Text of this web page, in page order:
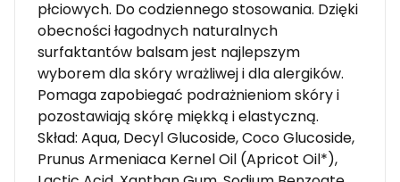
płciowych. Do codziennego stosowania. Dzięki
obecności łagodnych naturalnych
surfaktantów balsam jest najlepszym
wyborem dla skóry wrażliwej i dla alergików.
Pomaga zapobiegać podrażnieniom skóry i
pozostawiają skórę miękką i elastyczną.
Skład: Aqua, Decyl Glucoside, Coco Glucoside,
Prunus Armeniaca Kernel Oil (Apricot Oil*),